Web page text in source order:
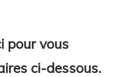
pour vous
ci-dessous.